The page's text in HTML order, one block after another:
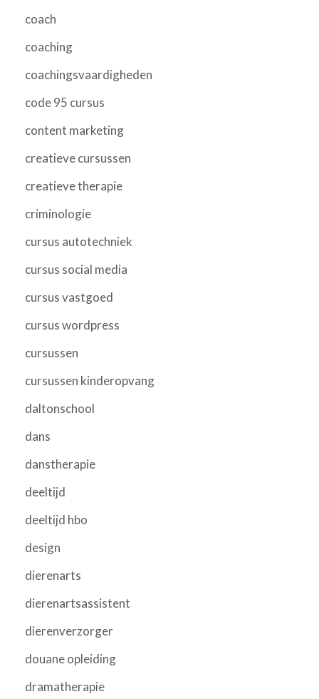
coach
coaching
coachingsvaardigheden
code 95 cursus
content marketing
creatieve cursussen
creatieve therapie
criminologie
cursus autotechniek
cursus social media
cursus vastgoed
cursus wordpress
cursussen
cursussen kinderopvang
daltonschool
dans
danstherapie
deeltijd
deeltijd hbo
design
dierenarts
dierenartsassistent
dierenverzorger
douane opleiding
dramatherapie